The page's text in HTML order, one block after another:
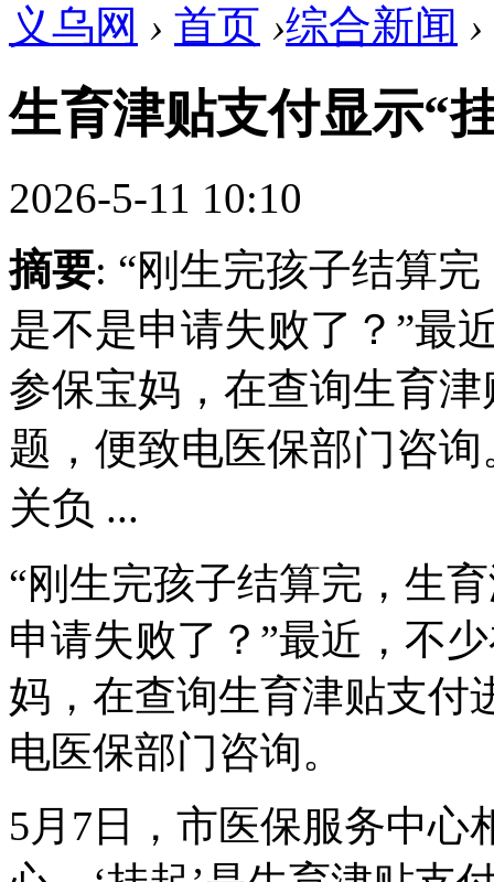
义乌网 › 首页 ›综合新闻 ›
生育津贴支付显示“
2026-5-11 10:10
摘要: “刚生完孩子结算
是不是申请失败了？”最
参保宝妈，在查询生育
题，便致电医保部门咨
关负 ...
“刚生完孩子结算完，生
申请失败了？”最近，不
妈，在查询生育津贴支付
电医保部门咨询。
5月7日，市医保服务中心